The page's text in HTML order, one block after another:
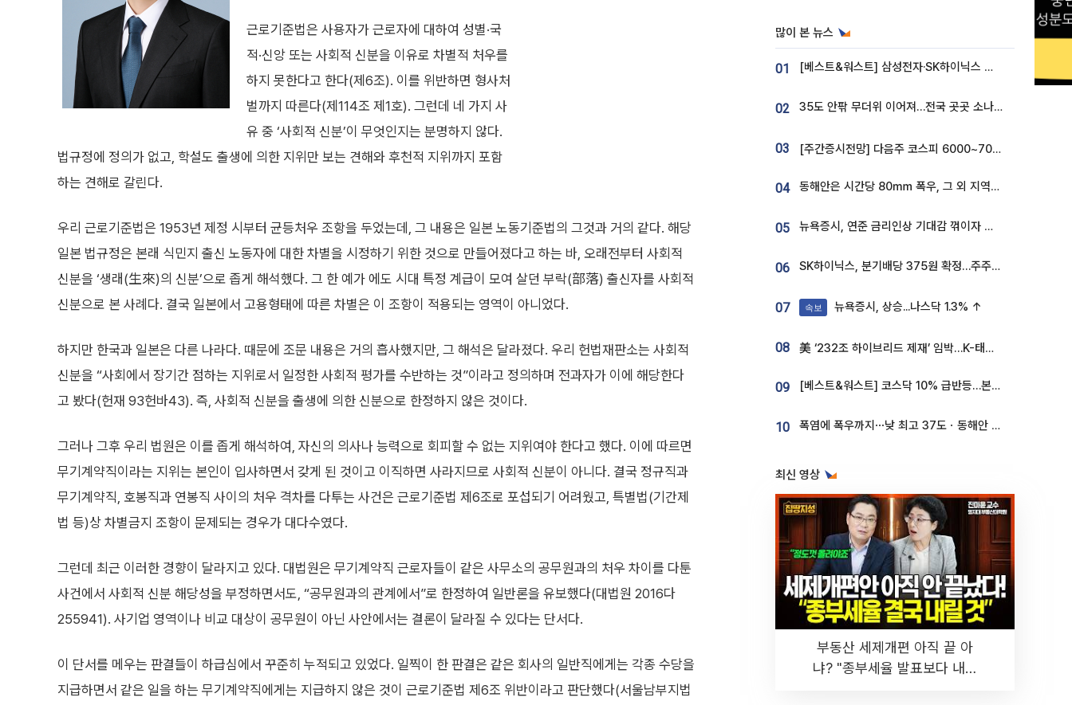
근로기준법은 사용자가 근로자에 대하여 성별·국
적·신앙 또는 사회적 신분을 이유로 차별적 처우를
하지 못한다고 한다(제6조). 이를 위반하면 형사처
벌까지 따른다(제114조 제1호). 그런데 네 가지 사
유 중 ‘사회적 신분’이 무엇인지는 분명하지 않다.
법규정에 정의가 없고, 학설도 출생에 의한 지위만 보는 견해와 후천적 지위까지 포함
하는 견해로 갈린다.
우리 근로기준법은 1953년 제정 시부터 균등처우 조항을 두었는데, 그 내용은 일본 노동기준법의 그것과 거의 같다. 해당
일본 법규정은 본래 식민지 출신 노동자에 대한 차별을 시정하기 위한 것으로 만들어졌다고 하는 바, 오래전부터 사회적
신분을 ‘생래(生來)의 신분’으로 좁게 해석했다. 그 한 예가 에도 시대 특정 계급이 모여 살던 부락(部落) 출신자를 사회적
신분으로 본 사례다. 결국 일본에서 고용형태에 따른 차별은 이 조항이 적용되는 영역이 아니었다.
하지만 한국과 일본은 다른 나라다. 때문에 조문 내용은 거의 흡사했지만, 그 해석은 달라졌다. 우리 헌법재판소는 사회적
신분을 “사회에서 장기간 점하는 지위로서 일정한 사회적 평가를 수반하는 것”이라고 정의하며 전과자가 이에 해당한다
고 봤다(헌재 93헌바43). 즉, 사회적 신분을 출생에 의한 신분으로 한정하지 않은 것이다.
그러나 그후 우리 법원은 이를 좁게 해석하여, 자신의 의사나 능력으로 회피할 수 없는 지위여야 한다고 했다. 이에 따르면
무기계약직이라는 지위는 본인이 입사하면서 갖게 된 것이고 이직하면 사라지므로 사회적 신분이 아니다. 결국 정규직과
무기계약직, 호봉직과 연봉직 사이의 처우 격차를 다투는 사건은 근로기준법 제6조로 포섭되기 어려웠고, 특별법(기간제
법 등)상 차별금지 조항이 문제되는 경우가 대다수였다.
그런데 최근 이러한 경향이 달라지고 있다. 대법원은 무기계약직 근로자들이 같은 사무소의 공무원과의 처우 차이를 다툰
사건에서 사회적 신분 해당성을 부정하면서도, “공무원과의 관계에서”로 한정하여 일반론을 유보했다(대법원 2016다
255941). 사기업 영역이나 비교 대상이 공무원이 아닌 사안에서는 결론이 달라질 수 있다는 단서다.
이 단서를 메우는 판결들이 하급심에서 꾸준히 누적되고 있었다. 일찍이 한 판결은 같은 회사의 일반직에게는 각종 수당을
지급하면서 같은 일을 하는 무기계약직에게는 지급하지 않은 것이 근로기준법 제6조 위반이라고 판단했다(서울남부지법
많이 본 뉴스
01 [베스트&워스트] 삼성전자·SK하이닉스 밀린 한 주…상상인증권은 85% 급등
02 35도 안팎 무더위 이어져…전국 곳곳 소나기 [오늘 날씨]
03 [주간증시전망] 다음주 코스피 6000~7000⋯“外人 수급은 정책이 변수”
04 동해안은 시간당 80㎜ 폭우, 그 외 지역은 폭염…‘극과 극 날씨’
05 뉴욕증시, 연준 금리인상 기대감 꺾이자 상승...S&P500 사상 최고치 [종합]
06 SK하이닉스, 분기배당 375원 확정…주주환원책 9월로 앞당겨 발표
07 속보 뉴욕증시, 상승...나스닥 1.3% ↑
08 美 ‘232조 하이브리드 제재’ 임박…K-태양광, 불확실성 털고 날개 다나
09 [베스트&워스트] 코스닥 10% 급반등…본느, 최대주주 변경 기대에 270% 폭등
10 폭염에 폭우까지⋯낮 최고 37도ㆍ동해안 강한 비 [날씨]
최신 영상
부동산 세제개편 아직 끝 아
냐? "종부세율 발표보다 내릴